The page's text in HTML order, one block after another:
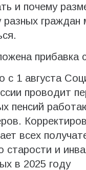
и почему
разных граждан
прибавка
с 1 августа
проводит
пенсий
всех
старости и
в 2025 году